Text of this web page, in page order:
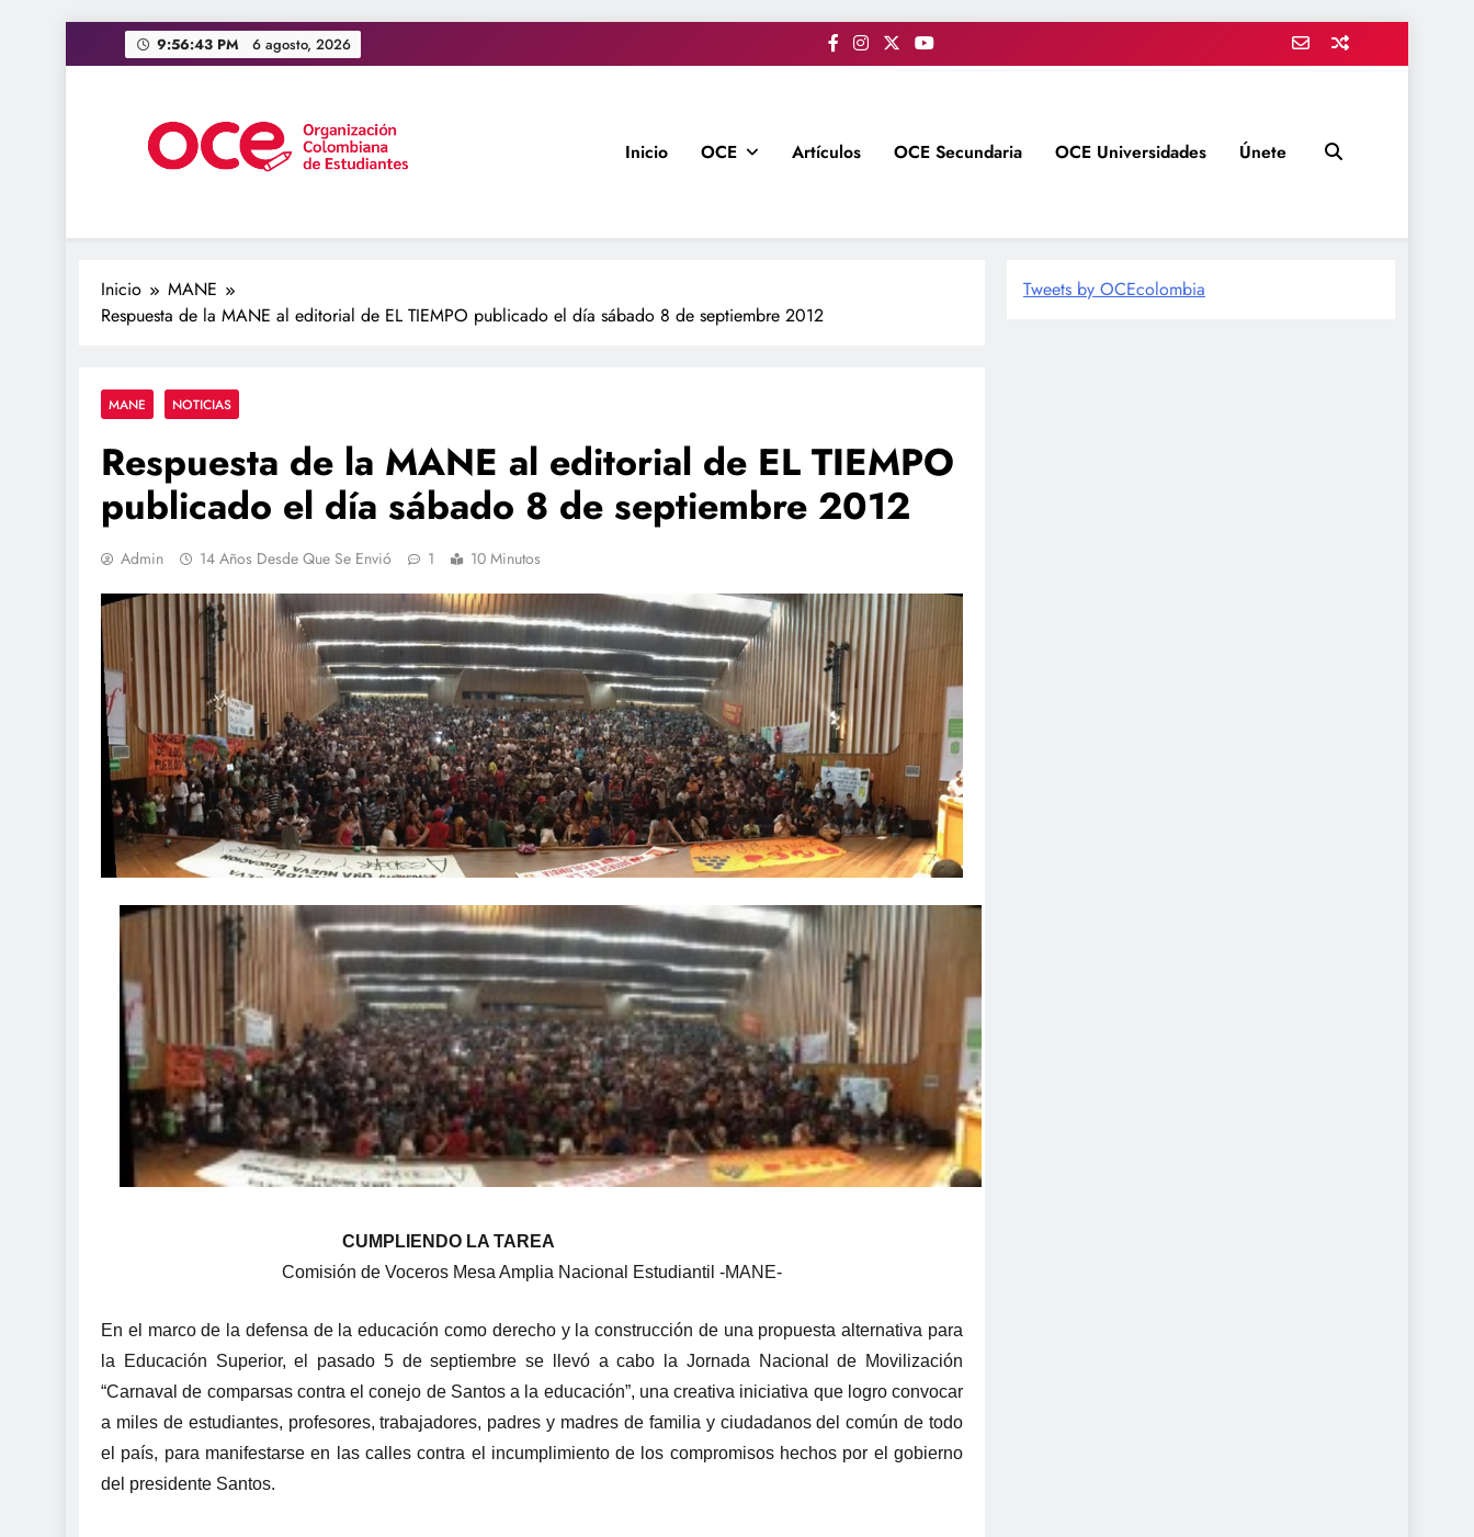
al
9:56:44 PM 6 agosto, 2026
OCE Colombia
Inicio OCE Artículos OCE Secundaria OCE Universidades Únete
Inicio
MANE
Respuesta de la MANE al editorial de EL TIEMPO publicado el día sábado 8 de septiembre 2012
MANE NOTICIAS
Respuesta de la MANE al editorial de EL TIEMPO
publicado el día sábado 8 de septiembre 2012
Admin 14 Años Desde Que Se Envió 1 10 Minutos
CUMPLIENDO LA TAREA
Comisión de Voceros Mesa Amplia Nacional Estudiantil -MANE-
En el marco de la defensa de la educación como derecho y la construcción de una propuesta alternativa para
la Educación Superior, el pasado 5 de septiembre se llevó a cabo la Jornada Nacional de Movilización
“Carnaval de comparsas contra el conejo de Santos a la educación”, una creativa iniciativa que logro convocar
a miles de estudiantes, profesores, trabajadores, padres y madres de familia y ciudadanos del común de todo
el país, para manifestarse en las calles contra el incumplimiento de los compromisos hechos por el gobierno
del presidente Santos.
Tweets by OCEcolombia